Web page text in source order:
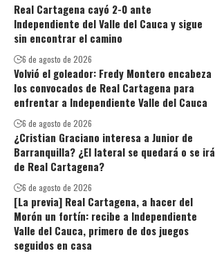
Real Cartagena cayó 2-0 ante
Independiente del Valle del Cauca y sigue
sin encontrar el camino
6 de agosto de 2026
Volvió el goleador: Fredy Montero encabeza
los convocados de Real Cartagena para
enfrentar a Independiente Valle del Cauca
6 de agosto de 2026
¿Cristian Graciano interesa a Junior de
Barranquilla? ¿El lateral se quedará o se irá
de Real Cartagena?
6 de agosto de 2026
[La previa] Real Cartagena, a hacer del
Morón un fortín: recibe a Independiente
Valle del Cauca, primero de dos juegos
seguidos en casa